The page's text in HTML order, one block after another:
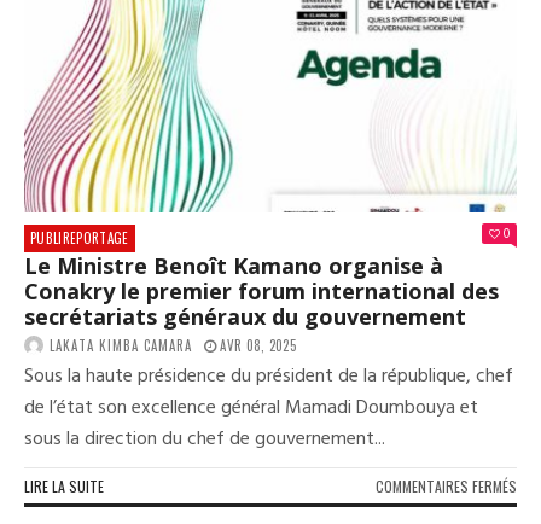
PUBLIREPORTAGE 0
Le Ministre Benoît Kamano organise à
Conakry le premier forum international des
secrétariats généraux du gouvernement
LAKATA KIMBA CAMARA AVR 08, 2025
Sous la haute présidence du président de la république, chef
de l’état son excellence général Mamadi Doumbouya et
sous la direction du chef de gouvernement...
LIRE LA SUITE COMMENTAIRES FERMÉS
LE